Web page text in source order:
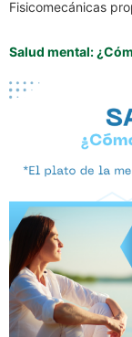
Fisicomecánicas
Salud mental: